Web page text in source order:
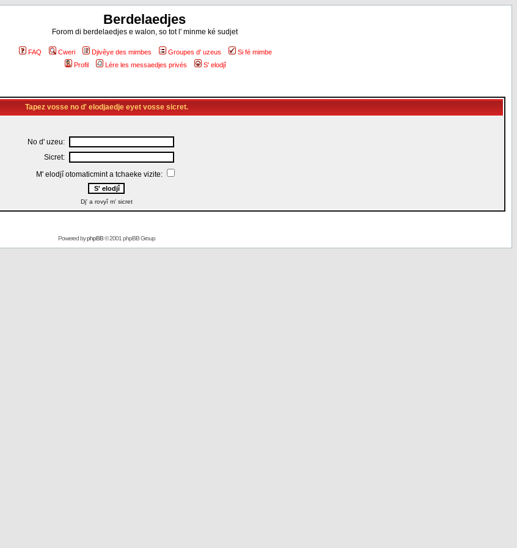
Berdelaedjes
Forom di berdelaedjes e walon, so tot l' minme ké sudjet
FAQ Cweri Djivêye des mimbes Groupes d' uzeus
Si fé mimbe
Profil
Lére les messaedjes privés S' elodjî
Tapez vosse no d' elodjaedje eyet vosse sicret.
No d' uzeu:
Sicret:
M' elodjî otomaticmint a tchaeke vizite:
Dj' a rovyî m' sicret
Powered byphpBB© 2001 phpBB Group